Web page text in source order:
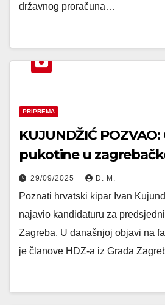
državnog proračuna…
PRIPREMA
KUJUNDŽIĆ
pukotine u
29/09/2025 D. M.
Poznati hrvatski kipar Ivan
najavio kandidaturu za
Zagreba. U današnjoj objavi na
je članove HDZ-a iz Grada